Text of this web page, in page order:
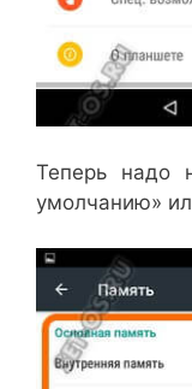
Теперь надо
умолчанию»